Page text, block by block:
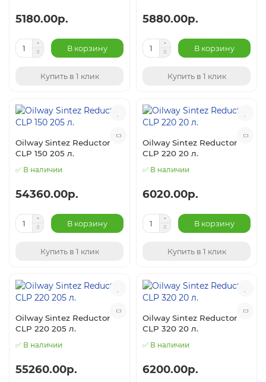
5180.00р.
В корзину
Купить в 1 клик
5880.00р.
В корзину
Купить в 1 клик
Oilway Sintez Reductor
CLP 150 205 л.
✅ В наличии
54360.00р.
В корзину
Купить в 1 клик
Oilway Sintez Reductor
CLP 220 20 л.
✅ В наличии
6020.00р.
В корзину
Купить в 1 клик
Oilway Sintez Reductor
CLP 220 205 л.
✅ В наличии
55260.00р.
Oilway Sintez Reductor
CLP 320 20 л.
✅ В наличии
6200.00р.